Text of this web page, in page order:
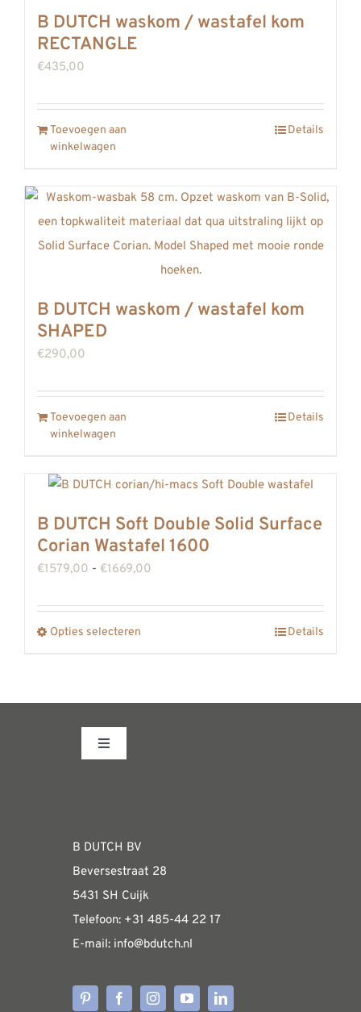
worden
productpagina
B DUTCH waskom / wastafel kom
RECTANGLE
€435,00
Toevoegen aan
winkelwagen
Details
B DUTCH waskom / wastafel kom
SHAPED
€290,00
Toevoegen aan
winkelwagen
Details
B DUTCH Soft Double Solid Surface
Corian Wastafel 1600
€1579,00 - €1669,00
tot
Opties selecteren
meerdere
op
de
productpagina
Details
Toggle
WEBSHOP
Algemene informatie &
Verzendkosten
Levertijden
B DUTCH BV
Beversestraat 28
5431 SH Cuijk
Telefoon: +31 485-44 22 17
E-mail: info@bdutch.nl